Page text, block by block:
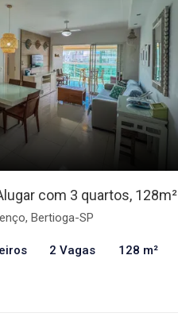
com 3 quartos, 128m²
Bertioga-SP
2 Vagas 128 m²